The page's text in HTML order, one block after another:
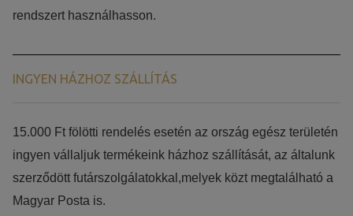
rendszert használhasson.
INGYEN HÁZHOZ SZÁLLÍTÁS
15.000 Ft fölötti rendelés esetén az ország egész területén
ingyen vállaljuk termékeink házhoz szállítását, az általunk
szerződött futárszolgálatokkal,melyek közt megtalálható a
Magyar Posta is.